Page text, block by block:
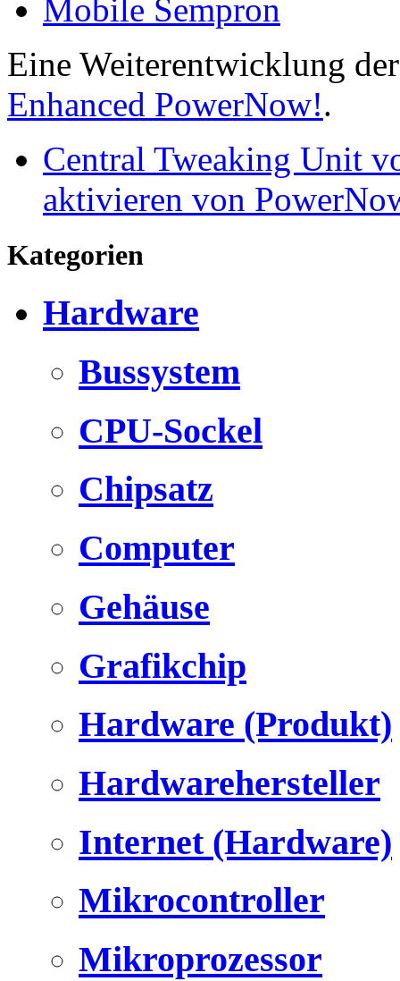
Mobile Sempron
Eine Weiterentwicklung
Enhanced PowerNow!.
Central Tweaking Unit
aktivieren von
Kategorien
Hardware
Bussystem
CPU-Sockel
Chipsatz
Computer
Gehäuse
Grafikchip
Hardware (Produkt)
Hardwarehersteller
Internet (Hardware)
Mikrocontroller
Mikroprozessor